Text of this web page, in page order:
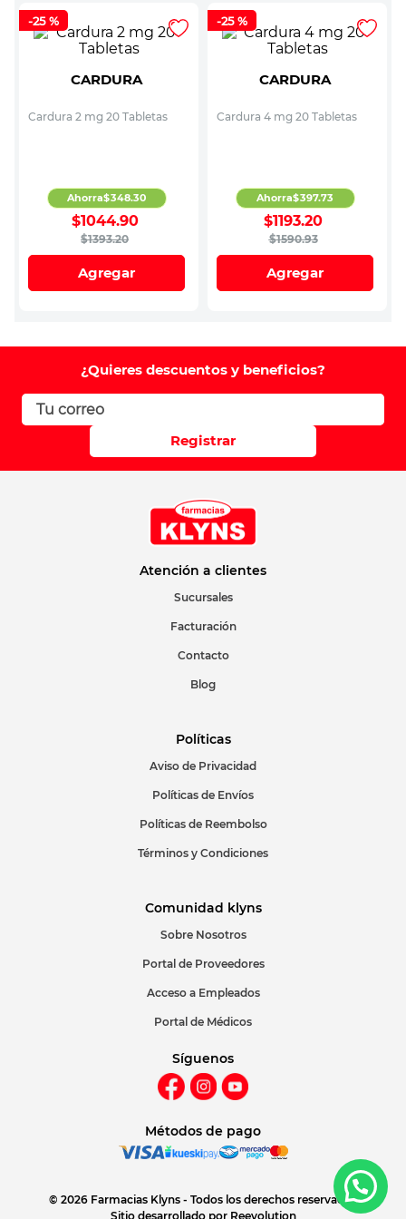
-25 %
CARDURA
Cardura 2 mg 20 Tabletas
$1393.20
$1044.90
Ahorra$348.30
Agregar
-25 %
CARDURA
Cardura 4 mg 20 Tabletas
$1590.93
$1193.20
Ahorra$397.73
Agregar
¿Quieres descuentos y beneficios?
Registrar
Atención a clientes
Sucursales
Facturación
Contacto
Blog
Políticas
Aviso de Privacidad
Políticas de Envíos
Políticas de Reembolso
Términos y Condiciones
Comunidad klyns
Sobre Nosotros
Portal de Proveedores
Acceso a Empleados
Portal de Médicos
Síguenos
Métodos de pago
© 2026 Farmacias Klyns - Todos los derechos reservados
Sitio desarrollado por Reevolution